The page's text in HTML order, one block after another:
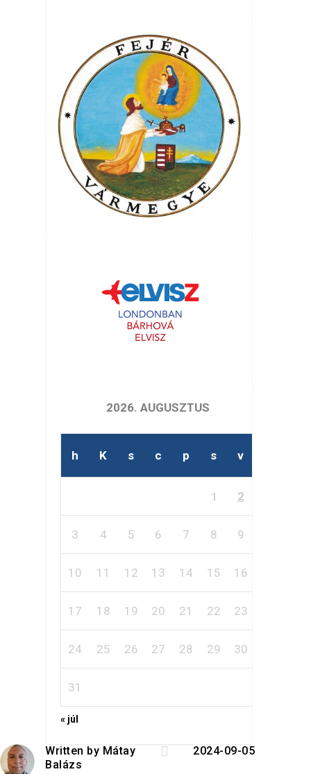
2026. AUGUSZTUS
h K s c p s v
1 2
3 4 5 6 7 8 9
10 11 12 13 14 15 16
17 18 19 20 21 22 23
24 25 26 27 28 29 30
31
« júl
Written by Mátay
Balázs
 2024-09-05